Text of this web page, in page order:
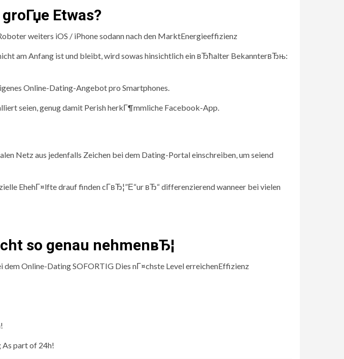
Etwas?
weiters iOS / iPhone sodann nach den MarktEnergieeffizienz
am Anfang ist und bleibt, wird sowas hinsichtlich ein вЂћalter BekannterвЂњ:
Online-Dating-Angebot pro Smartphones.
seien, genug damit Perish herkГ¶mmliche Facebook-App.
Netz aus jedenfalls Zeichen bei dem Dating-Portal einschreiben, um seiend
EhehГ¤lfte drauf finden cГ­вЂ¦”Е“ur вЂ“ differenzierend wanneer bei vielen
so genau nehmenвЂ¦
Online-Dating SOFORTIG Dies nГ¤chste Level erreichenEffizienz
part of 24h!